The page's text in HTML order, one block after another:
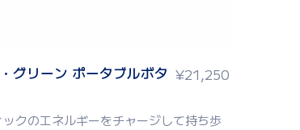
グリーン ポータブルボタ ¥21,250
クのエネルギーをチャージして持ち歩